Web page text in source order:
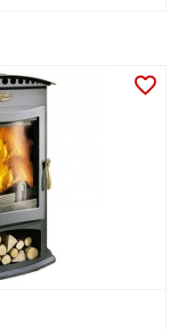
favorite_border